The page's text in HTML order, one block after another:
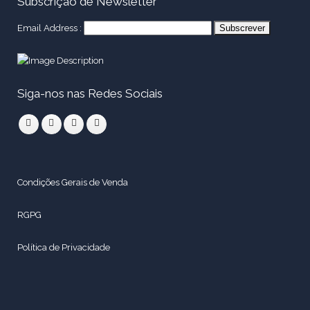
Email Address :
Siga-nos nas Redes Sociais
Condições Gerais de Venda
RGPG
Política de Privacidade